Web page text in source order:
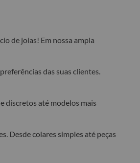
de joias! Em nossa ampla
das suas clientes.
discretos até modelos mais
Desde colares simples até peças